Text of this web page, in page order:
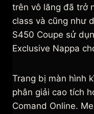
trên vô lăng đã trở
class và cũng như
S450 Coupe sử
Exclusive Nappa
Trang bị màn hình
phân giải cao tích
Comand Online.